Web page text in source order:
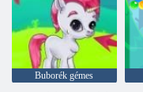
Buborék gémes